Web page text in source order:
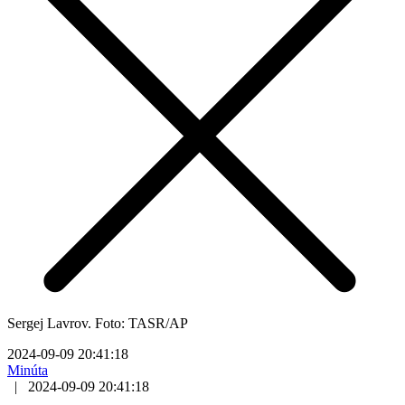
Sergej Lavrov. Foto: TASR/AP
2024-09-09 20:41:18
Minúta
|
2024-09-09 20:41:18